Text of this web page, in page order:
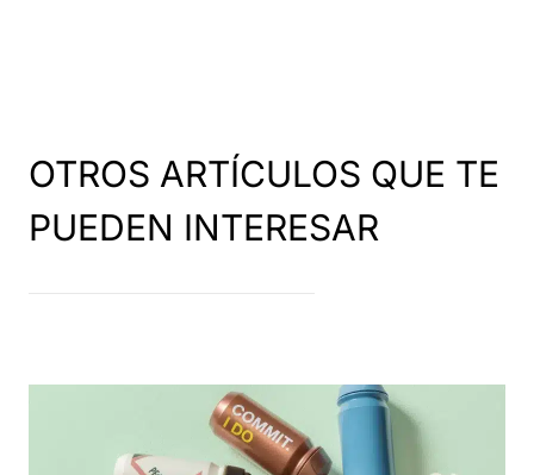
OTROS ARTÍCULOS QUE TE
PUEDEN INTERESAR